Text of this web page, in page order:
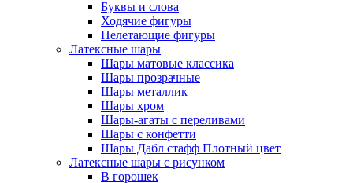
Буквы и слова
Ходячие фигуры
Нелетающие фигуры
Латексные шары
Шары матовые классика
Шары прозрачные
Шары металлик
Шары хром
Шары-агаты с переливами
Шары с конфетти
Шары Дабл стафф Плотный цвет
Латексные шары с рисунком
В горошек